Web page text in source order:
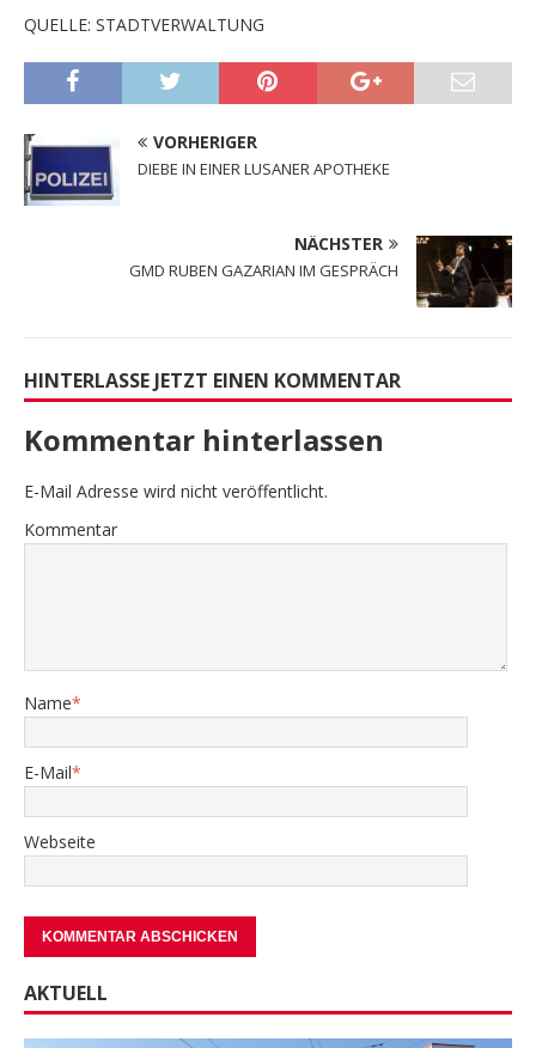
QUELLE: STADTVERWALTUNG
VORHERIGER
DIEBE IN EINER LUSANER APOTHEKE
NÄCHSTER
GMD RUBEN GAZARIAN IM GESPRÄCH
HINTERLASSE JETZT EINEN KOMMENTAR
Kommentar hinterlassen
E-Mail Adresse wird nicht veröffentlicht.
Kommentar
Name*
E-Mail*
Webseite
AKTUELL